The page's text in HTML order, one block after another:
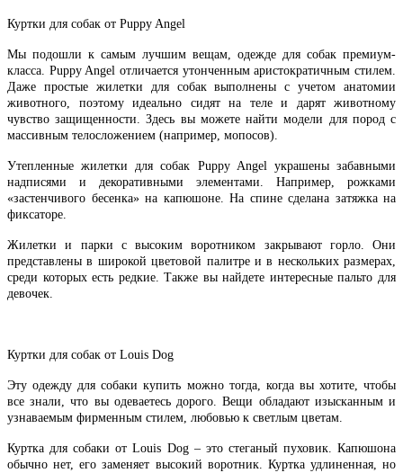
Куртки для собак от Puppy Angel
Мы подошли к самым лучшим вещам, одежде для собак премиум-
класса. Puppy Angel отличается утонченным аристократичным стилем.
Даже простые жилетки для собак выполнены с учетом анатомии
животного, поэтому идеально сидят на теле и дарят животному
чувство защищенности. Здесь вы можете найти модели для пород с
массивным телосложением (например, мопосов).
Утепленные жилетки для собак Puppy Angel украшены забавными
надписями и декоративными элементами. Например, рожками
«застенчивого бесенка» на капюшоне. На спине сделана затяжка на
фиксаторе.
Жилетки и парки с высоким воротником закрывают горло. Они
представлены в широкой цветовой палитре и в нескольких размерах,
среди которых есть редкие. Также вы найдете интересные пальто для
девочек.
Куртки для собак от Louis Dog
Эту одежду для собаки купить можно тогда, когда вы хотите, чтобы
все знали, что вы одеваетесь дорого. Вещи обладают изысканным и
узнаваемым фирменным стилем, любовью к светлым цветам.
Куртка для собаки от Louis Dog – это стеганый пуховик. Капюшона
обычно нет, его заменяет высокий воротник. Куртка удлиненная, но